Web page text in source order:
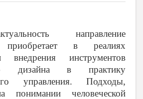
направление
приобретает в реалиях
внедрения инструментов
дизайна в практику
управления. Подходы,
понимании человеческой